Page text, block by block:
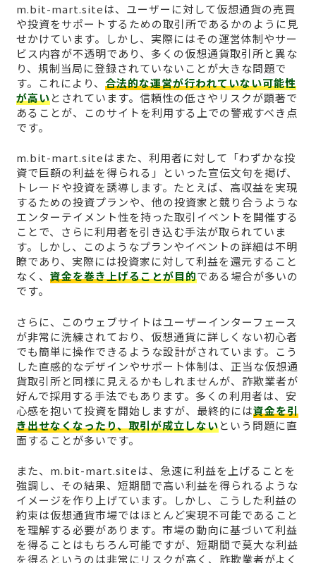
m.bit-mart.siteは、ユーザーに対して仮想通貨の売買
や投資をサポートするための取引所であるかのように見
せかけています。しかし、実際にはその運営体制やサー
ビス内容が不透明であり、多くの仮想通貨取引所と異な
り、規制当局に登録されていないことが大きな問題で
す。これにより、 合法的な運営が行われていない可能性
が高いとされています。信頼性の低さやリスクが顕著で
あることが、このサイトを利用する上での警戒すべき点
です。
m.bit-mart.siteはまた、利用者に対して「わずかな投
資で巨額の利益を得られる」といった宣伝文句を掲げ、
トレードや投資を誘導します。たとえば、高収益を実現
するための投資プランや、他の投資家と競り合うような
エンターテイメント性を持った取引イベントを開催する
ことで、さらに利用者を引き込む手法が取られていま
す。しかし、このようなプランやイベントの詳細は不明
瞭であり、実際には投資家に対して利益を還元すること
なく、 資金を巻き上げることが目的である場合が多いの
です。
さらに、このウェブサイトはユーザーインターフェース
が非常に洗練されており、仮想通貨に詳しくない初心者
でも簡単に操作できるような設計がされています。こう
した直感的なデザインやサポート体制は、正当な仮想通
貨取引所と同様に見えるかもしれませんが、詐欺業者が
好んで採用する手法でもあります。多くの利用者は、安
心感を抱いて投資を開始しますが、最終的には資金を引
き出せなくなったり、取引が成立しないという問題に直
面することが多いです。
また、m.bit-mart.siteは、急速に利益を上げることを
強調し、その結果、短期間で高い利益を得られるような
イメージを作り上げています。しかし、こうした利益の
約束は仮想通貨市場ではほとんど実現不可能であること
を理解する必要があります。市場の動向に基づいて利益
を得ることはもちろん可能ですが、短期間で莫大な利益
を得るというのは非常にリスクが高く、詐欺業者がよく